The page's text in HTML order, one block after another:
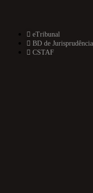
eTribunal
BD de Jurisprudência
CSTAF